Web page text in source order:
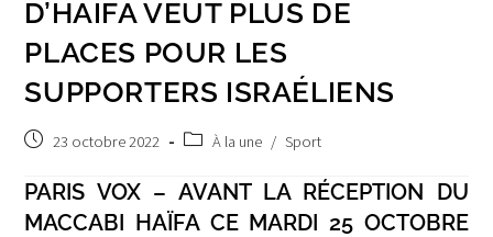
D’HAÏFA VEUT PLUS DE
PLACES POUR LES
SUPPORTERS ISRAÉLIENS
Publication
23 octobre 2022
PostÀ la une / Sport
PARIS VOX – AVANT LA RÉCEPTION DU
MACCABI HAÏFA CE MARDI 25 OCTOBRE